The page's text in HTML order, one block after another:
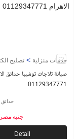
خدمات منزلية > تصليح
صيانة ثلاجات توشيبا حدائق
01129347771
حدائق
120.0 جنيه
Detail